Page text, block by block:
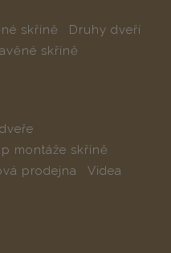
skříně
Druhy dveří
skříně
montáže skříně
prodejna Videa